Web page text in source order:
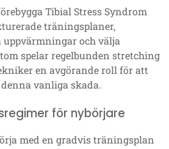
Tibial Stress Syndrom
träningsplaner,
och välja
spelar regelbunden stretching
en avgörande roll för att
vanliga skada.
för nybörjare
med en gradvis träningsplan